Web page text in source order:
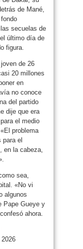
de Mané,
secuelas de
último día de
figura.
de 26
20 millones
en
no conoce
del partido
dije que era
el medio
problema
el
en la cabeza,
sea,
«No vi
algunos
Pape Gueye y
ahora.